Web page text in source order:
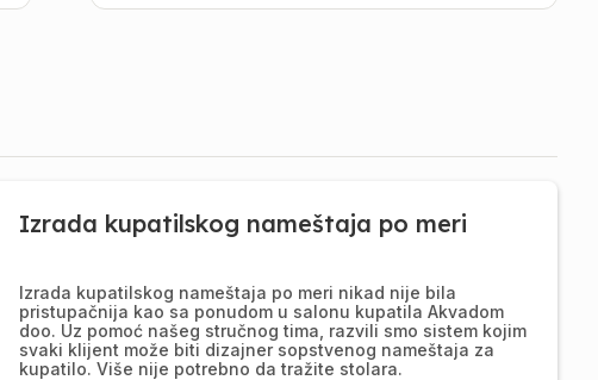
Izrada kupatilskog nameštaja po meri
Izrada kupatilskog nameštaja po meri nikad nije bila
pristupačnija kao sa ponudom u salonu kupatila Akvadom
doo. Uz pomoć našeg stručnog tima, razvili smo sistem kojim
svaki klijent može biti dizajner sopstvenog nameštaja za
kupatilo. Više nije potrebno da tražite stolara.